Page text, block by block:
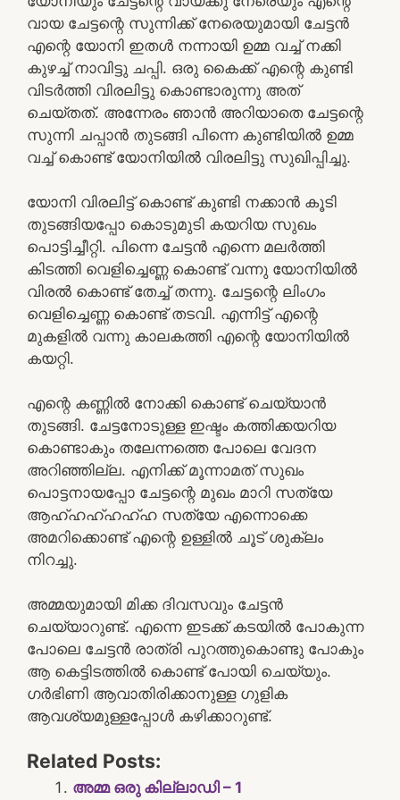
വായ ചേട്ടന്റെ സുന്നിക്ക് നേരെയുമായി ചേട്ടൻ
എന്റെ യോനി ഇതൾ നന്നായി ഉമ്മ വച്ച് നക്കി
കുഴച്ച് നാവിട്ടു ചപ്പി. ഒരു കൈക്ക് എന്റെ കുണ്ടി
വിടർത്തി വിരലിട്ടു കൊണ്ടാരുന്നു അത്
ചെയ്തത്. അന്നേരം ഞാൻ അറിയാതെ ചേട്ടന്റെ
സുന്നി ചപ്പാൻ തുടങ്ങി പിന്നെ കുണ്ടിയിൽ ഉമ്മ
വച്ച് കൊണ്ട് യോനിയിൽ വിരലിട്ടു സുഖിപ്പിച്ചു.
യോനി വിരലിട്ട് കൊണ്ട് കുണ്ടി നക്കാൻ കൂടി
തുടങ്ങിയപ്പോ കൊടുമുടി കയറിയ സുഖം
പൊട്ടിച്ചീറ്റി. പിന്നെ ചേട്ടൻ എന്നെ മലർത്തി
കിടത്തി വെളിച്ചെണ്ണ കൊണ്ട് വന്നു യോനിയിൽ
വിരൽ കൊണ്ട് തേച്ച് തന്നു. ചേട്ടന്റെ ലിംഗം
വെളിച്ചെണ്ണ കൊണ്ട് തടവി. എന്നിട്ട് എന്റെ
മുകളിൽ വന്നു കാലകത്തി എന്റെ യോനിയിൽ
കയറ്റി.
എന്റെ കണ്ണിൽ നോക്കി കൊണ്ട് ചെയ്യാൻ
തുടങ്ങി. ചേട്ടനോടുള്ള ഇഷ്ടം കത്തിക്കയറിയ
കൊണ്ടാകും തലേന്നത്തെ പോലെ വേദന
അറിഞ്ഞില്ല. എനിക്ക് മൂന്നാമത് സുഖം
പൊട്ടനായപ്പോ ചേട്ടന്റെ മുഖം മാറി സത്യേ
ആഹ്ഹഹ്ഹഹ്ഹ സത്യേ എന്നൊക്കെ
അമറിക്കൊണ്ട് എന്റെ ഉള്ളിൽ ചൂട് ശുക്ലം
നിറച്ചു.
അമ്മയുമായി മിക്ക ദിവസവും ചേട്ടൻ
ചെയ്യാറുണ്ട്. എന്നെ ഇടക്ക് കടയിൽ പോകുന്ന
പോലെ ചേട്ടൻ രാത്രി പുറത്തുകൊണ്ടു പോകും
ആ കെട്ടിടത്തിൽ കൊണ്ട് പോയി ചെയ്യും.
ഗർഭിണി ആവാതിരിക്കാനുള്ള ഗുളിക
ആവശ്യമുള്ളപ്പോൾ കഴിക്കാറുണ്ട്.
Related Posts:
അമ്മ ഒരു കില്ലാഡി – 1